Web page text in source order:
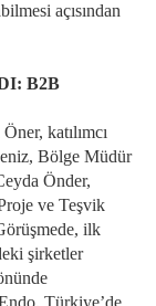
açısından
B2B
katılımcı
Bölge Müdür
Önder,
ve Teşvik
ilk
şirketler
Türkiye’de